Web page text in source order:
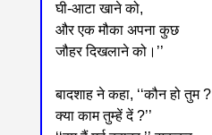
घी-आटा खाने को,
और एक मौका अपना कुछ
जौहर दिखलाने को।’’
बादशाह ने कहा, ‘‘कौन हो तुम ?
क्या काम तुम्हें दें ?’’